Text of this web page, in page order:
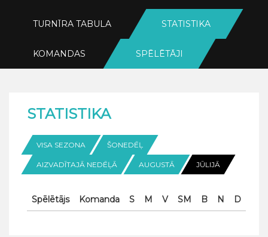
TURNĪRA TABULA STATISTIKA
KOMANDAS SPĒLĒTĀJI
STATISTIKA
VISA SEZONA ŠONEDĒĻ
AIZVADĪTAJĀ NEDĒĻĀ AUGUSTĀ JŪLIJĀ
Spēlētājs Komanda S M V SM B N D